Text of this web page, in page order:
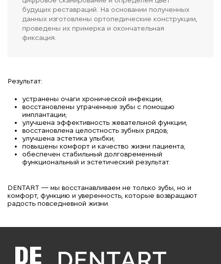
будущих реставраций. На основании полученных
данных изготовлены ортопедические конструкции,
проведены их примерка и окончательная
фиксация.
Результат:
устранены очаги хронической инфекции;
восстановлены утраченные зубы с помощью
имплантации;
улучшена эффективность жевательной функции;
восстановлена целостность зубных рядов;
улучшена эстетика улыбки;
повышены комфорт и качество жизни пациента;
обеспечен стабильный долговременный
функциональный и эстетический результат.
DENTART — мы восстанавливаем не только зубы, но и
комфорт, функцию и уверенность, которые возвращают
радость повседневной жизни.